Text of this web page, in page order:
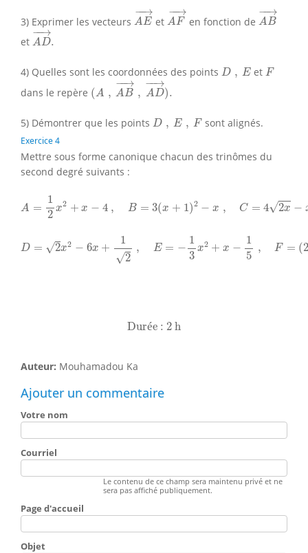
3) Exprimer les vecteurs
−
−→
AE
AE→
et
−
−→
AF
AF→
en fonction de
−
−→
AB
AB→
et
−
−→
AD.
AD→.
4) Quelles sont les coordonnées des points D , E
D, et F
F
dans le repère (A ,
−
−→
AB ,
−
−→
AD).
(A, AB→, AD→ .
5) Démontrer que les points D , E , F
D, F sont alignés.
Exercice 4
Mettre sous forme canonique chacun des trinômes du
second degré suivants :
A =
1
2 x2 + x − 4 , B = 3(x + 1)2 − x , C = 4√2x −
2x
D = √2x2 − 6x +
1
√2
, E = −
1
3
x2 + x −
1
5
, F = (
1 = +
Durée : 2 h
Durée : 2 h
Auteur: Mouhamadou Ka
Ajouter un commentaire
Votre nom
Courriel
Le contenu de ce champ sera maintenu privé et ne
sera pas affiché publiquement.
Page d'accueil
Objet